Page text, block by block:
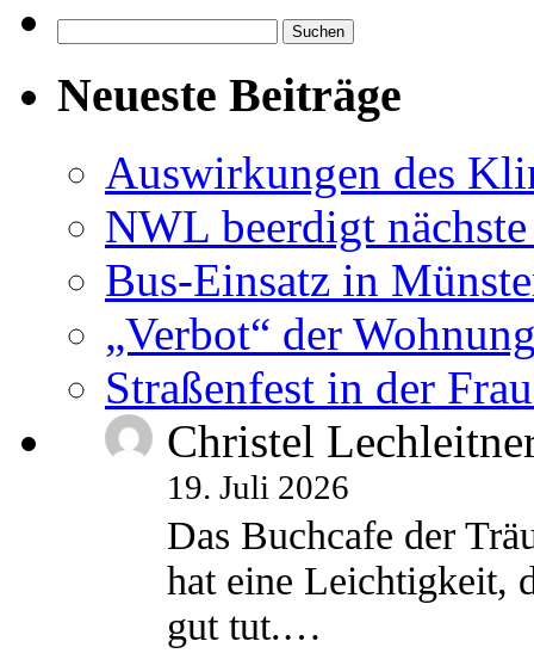
nach:
Neueste Beiträge
Auswirkungen des
NWL beerdigt
Bus-Einsatz in
„Verbot“ der
Straßenfest in der
Christel
19. Juli 2026
Das Buchcafe der
hat eine Leichtigkeit,
gut tut.…